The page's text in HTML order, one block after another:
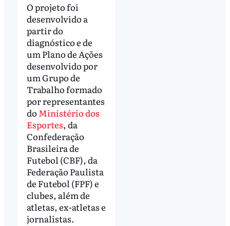
O projeto foi
desenvolvido a
partir do
diagnóstico e de
um Plano de Ações
desenvolvido por
um Grupo de
Trabalho formado
por representantes
do Ministério dos
Esportes, da
Confederação
Brasileira de
Futebol (CBF), da
Federação Paulista
de Futebol (FPF) e
clubes, além de
atletas, ex-atletas e
jornalistas.